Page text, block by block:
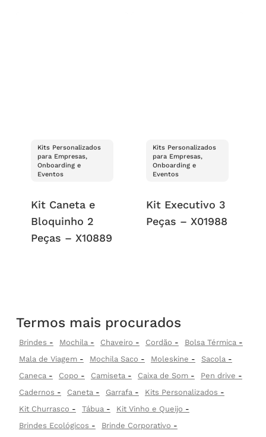
Kits Personalizados
para Empresas,
Onboarding e
Eventos
Kit Caneta e
Bloquinho 2
Peças – X10889
Kits Personalizados
para Empresas,
Onboarding e
Eventos
Kit Executivo 3
Peças – X01988
Termos mais procurados
Brindes Mochila Chaveiro Cordão
Bolsa Térmica
Mala de Viagem
Mochila Saco Moleskine
Sacola
Caneca
Copo Camiseta Caixa de Som
Pen drive
Cadernos
Caneta Garrafa
Kits Personalizados
Kit Churrasco
Tábua
Kit Vinho e Queijo
Brindes Ecológicos
Brinde Corporativo